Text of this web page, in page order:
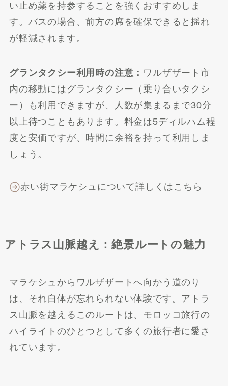
い止め薬を持参することを強くおすすめしま
す。バスの場合、前方の席を確保できると揺れ
が軽減されます。
グランタクシー利用時の注意： ワルザザート市
内の移動にはグランタクシー（乗り合いタクシ
ー）も利用できますが、人数が集まるまで30分
以上待つこともあります。料金は5ディルハム程
度と安価ですが、時間に余裕を持って利用しま
しょう。
赤い街マラケシュについて詳しくはこちら
アトラス山脈越え：絶景ルートの魅力
マラケシュからワルザザートへ向かう道のり
は、それ自体が忘れられない体験です。アトラ
ス山脈を越えるこのルートは、モロッコ旅行の
ハイライトのひとつとして多くの旅行者に愛さ
れています。